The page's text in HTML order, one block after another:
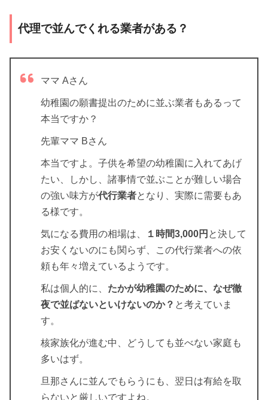
代理で並んでくれる業者がある？
ママ Aさん
幼稚園の願書提出のために並ぶ業者もあるって
本当ですか？
先輩ママ Bさん
本当ですよ。子供を希望の幼稚園に入れてあげ
たい、しかし、諸事情で並ぶことが難しい場合
の強い味方が代行業者となり、実際に需要もあ
る様です。
気になる費用の相場は、 １時間3,000円 と決して
お安くないのにも関らず、この代行業者への依
頼も年々増えているようです。
私は個人的に、 たかが幼稚園のために、なぜ徹
夜で並ばないといけないのか？ と考えていま
す。
核家族化が進む中、どうしても並べない家庭も
多いはず。
旦那さんに並んでもらうにも、翌日は有給を取
らないと厳しいですよね。